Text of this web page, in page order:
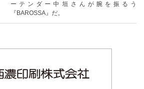
ーテンダー中垣さんが腕を振るう
『BAROSSA』だ。